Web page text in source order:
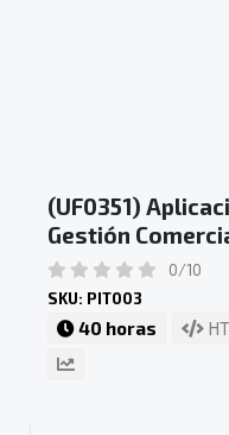
(UF0351)
Gestión
0/10
SKU: PIT003
40 horas